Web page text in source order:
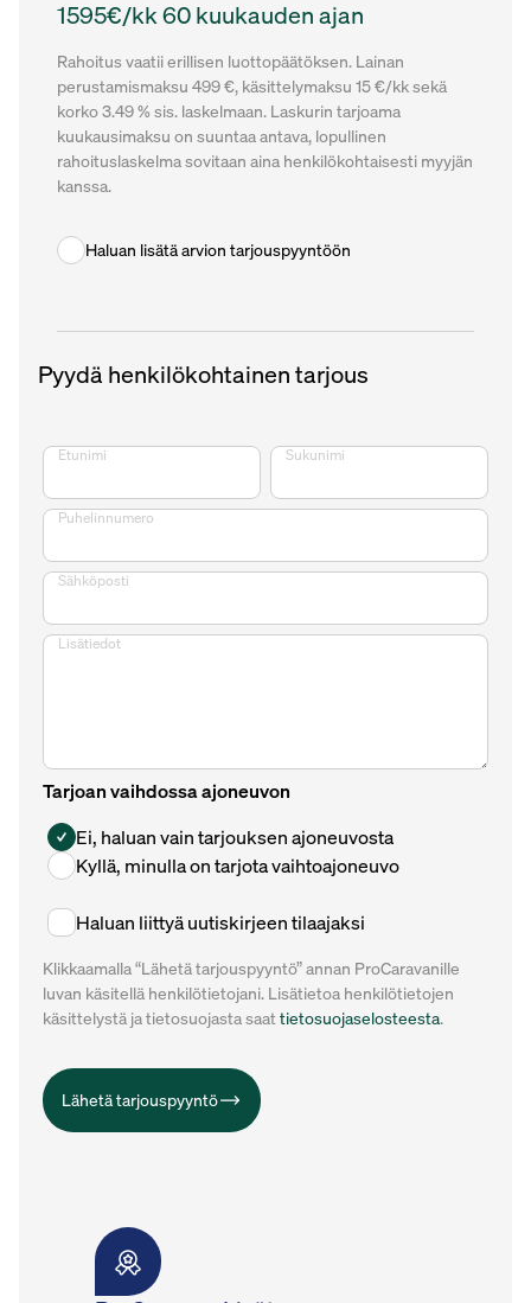
1595€/kk 60 kuukauden ajan
Rahoitus vaatii erillisen luottopäätöksen. Lainan
perustamismaksu 499 €, käsittelymaksu 15 €/kk sekä
korko 3.49 % sis. laskelmaan. Laskurin tarjoama
kuukausimaksu on suuntaa antava, lopullinen
rahoituslaskelma sovitaan aina henkilökohtaisesti myyjän
kanssa.
Haluan lisätä arvion tarjouspyyntöön
Pyydä henkilökohtainen tarjous
Etunimi Sukunimi
Puhelinnumero
Sähköposti
Lisätiedot
Tarjoan vaihdossa ajoneuvon
Ei, haluan vain tarjouksen ajoneuvosta
Kyllä, minulla on tarjota vaihtoajoneuvo
Haluan liittyä uutiskirjeen tilaajaksi
Klikkaamalla “Lähetä tarjouspyyntö” annan ProCaravanille
luvan käsitellä henkilötietojani. Lisätietoa henkilötietojen
käsittelystä ja tietosuojasta saattietosuojaselosteesta.
Lähetä tarjouspyyntö